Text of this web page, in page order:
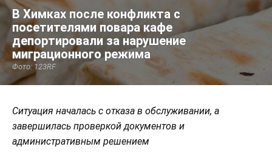
В Химках после конфликта с
посетителями повара кафе
депортировали за нарушение
миграционного режима
Фото: 123RF
Ситуация началась с отказа в обслуживании, а
завершилась проверкой документов и
административным решением